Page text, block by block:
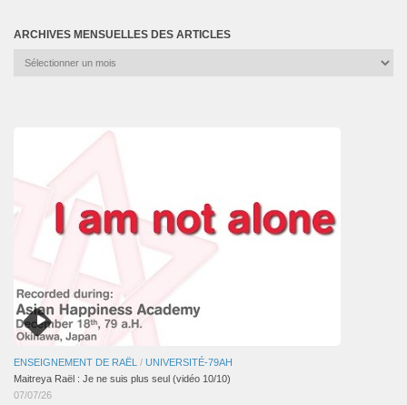
ARCHIVES MENSUELLES DES ARTICLES
Archives
ENSEIGNEMENT DE RAËL / UNIVERSITÉ-79AH
Maitreya Raël : Je ne suis plus seul (vidéo 10/10)
07/07/26